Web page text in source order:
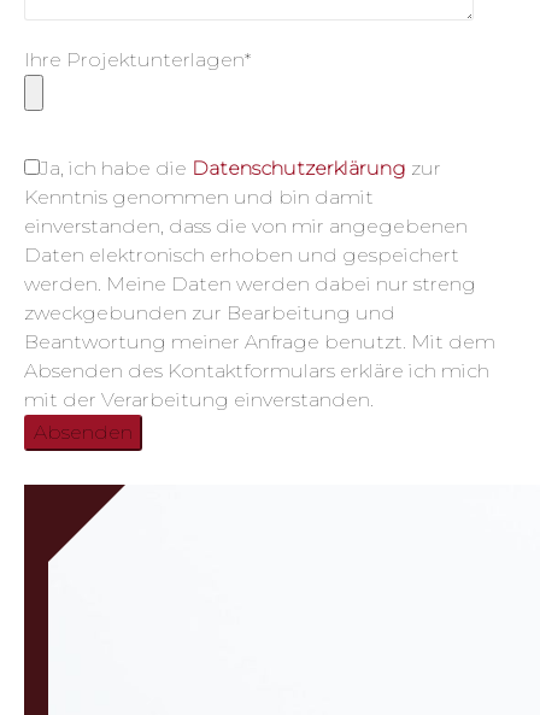
Ihre Projektunterlagen*
Ja, ich habe die Datenschutzerklärung zur
Kenntnis genommen und bin damit
einverstanden, dass die von mir angegebenen
Daten elektronisch erhoben und gespeichert
werden. Meine Daten werden dabei nur streng
zweckgebunden zur Bearbeitung und
Beantwortung meiner Anfrage benutzt. Mit dem
Absenden des Kontaktformulars erkläre ich mich
mit der Verarbeitung einverstanden.